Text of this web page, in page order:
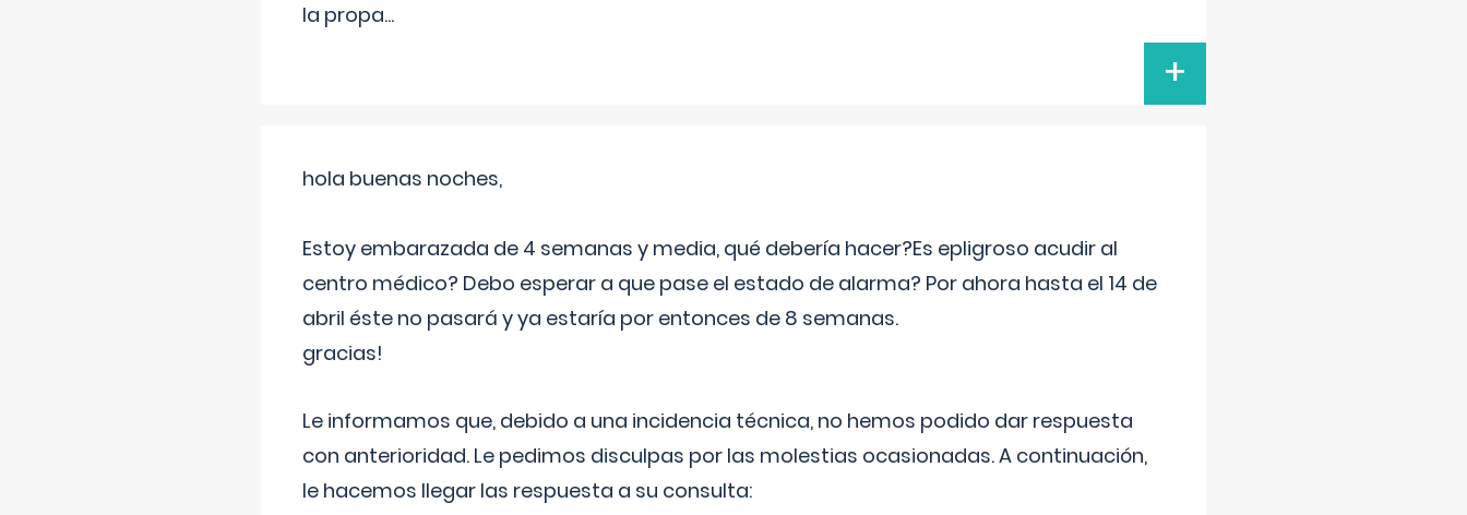
la propa...
+
hola buenas noches,
Estoy embarazada de 4 semanas y media, qué debería hacer?Es epligroso acudir al
centro médico? Debo esperar a que pase el estado de alarma? Por ahora hasta el 14 de
abril éste no pasará y ya estaría por entonces de 8 semanas.
gracias!
Le informamos que, debido a una incidencia técnica, no hemos podido dar respuesta
con anterioridad. Le pedimos disculpas por las molestias ocasionadas. A continuación,
le hacemos llegar las respuesta a su consulta: